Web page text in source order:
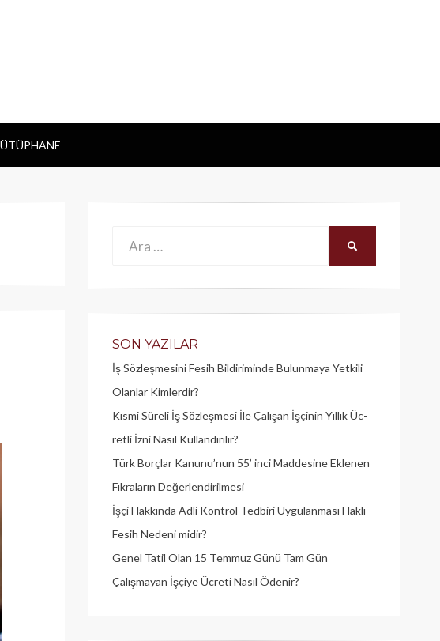
Ara:
SON YAZILAR
İş Sözleşmesini Fesih Bildiriminde Bulunmaya Yetkili
Olanlar Kimlerdir?
Kısmi Süreli İş Sözleşmesi İle Çalışan İşçinin Yıllık Üc­
retli İzni Nasıl Kullandırılır?
Türk Borçlar Kanunu’nun 55’ inci Maddesine Eklenen
Fıkraların Değerlendirilmesi
İşçi Hakkında Adli Kontrol Tedbiri Uygulanması Haklı
Fesih Nedeni midir?
Genel Tatil Olan 15 Temmuz Günü Tam Gün
Çalışmayan İşçiye Ücreti Nasıl Ödenir?